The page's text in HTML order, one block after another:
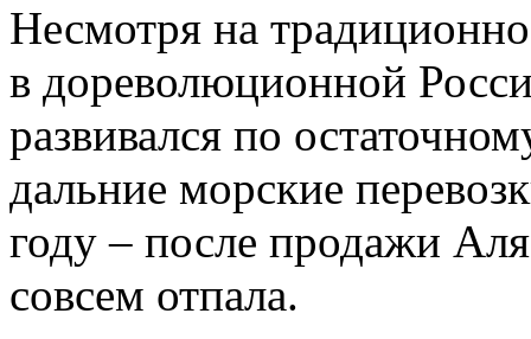
Несмотря на
в дореволюционной
развивался по
дальние морские
году – после продажи
совсем отпала.